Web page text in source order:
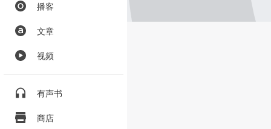
播客
文章
视频
有声书
商店